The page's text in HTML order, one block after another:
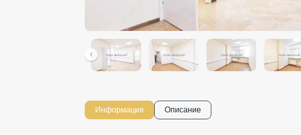
Информация Описание